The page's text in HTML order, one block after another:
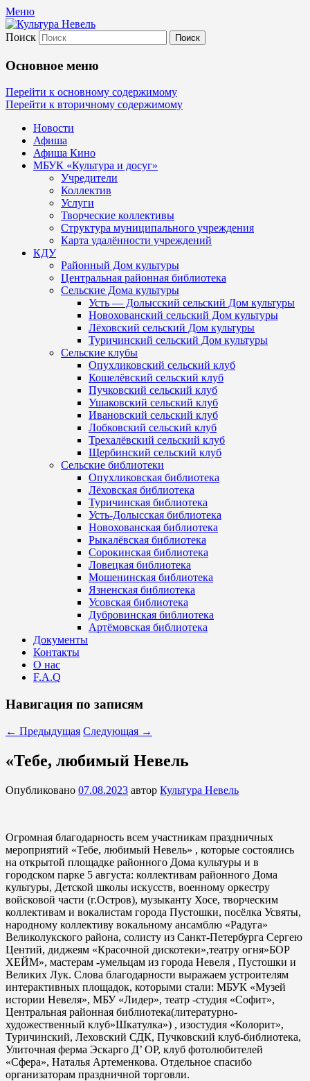
Меню
Культура Невель
МБУК Невельского района "Культура
и досуг"
Поиск
Основное меню
Перейти к основному содержимому
Перейти к вторичному содержимому
Новости
Афиша
Афиша Кино
МБУК «Культура и досуг»
Учредители
Коллектив
Услуги
Творческие коллективы
Структура муниципального учреждения
Карта удалённости учреждений
КДУ
Районный Дом культуры
Центральная районная библиотека
Сельские Дома культуры
Усть — Долысский сельский Дом культуры
Новохованский сельский Дом культуры
Лёховский сельский Дом культуры
Туричинский сельский Дом культуры
Сельские клубы
Опухликовский сельский клуб
Кошелёвский сельский клуб
Пучковский сельский клуб
Ушаковский сельский клуб
Ивановский сельский клуб
Лобковский сельский клуб
Трехалёвский сельский клуб
Щербинский сельский клуб
Сельские библиотеки
Опухликовская библиотека
Лёховская библиотека
Туричинская библиотека
Усть-Долысская библиотека
Новохованская библиотека
Рыкалёвская библиотека
Сорокинская библиотека
Ловецкая библиотека
Мошенинская библиотека
Язненская библиотека
Усовская библиотека
Дубровинская библиотека
Артёмовская библиотека
Документы
Контакты
О нас
F.A.Q
Навигация по записям
← Предыдущая Следующая →
«Тебе, любимый Невель
Опубликовано 07.08.2023 автор Культура Невель
Огромная благодарность всем участникам праздничных
мероприятий «Тебе, любимый Невель» , которые состоялись
на открытой площадке районного Дома культуры и в
городском парке 5 августа: коллективам районного Дома
культуры, Детской школы искусств, военному оркестру
войсковой части (г.Остров), музыканту Хосе, творческим
коллективам и вокалистам города Пустошки, посёлка Усвяты,
народному коллективу вокальному ансамблю «Радуга»
Великолукского района, солисту из Санкт-Петербурга Сергею
Центий, диджеям «Красочной дискотеки»,театру огня»БОР
ХЕЙМ», мастерам -умельцам из города Невеля , Пустошки и
Великих Лук. Слова благодарности выражаем устроителям
интерактивных площадок, которыми стали: МБУК «Музей
истории Невеля», МБУ «Лидер», театр -студия «Софит»,
Центральная районная библиотека(литературно-
художественный клуб»Шкатулка») , изостудия «Колорит»,
Туричинский, Леховский СДК, Пучковский клуб-библиотека,
Улиточная ферма Эскарго Д’ ОР, клуб фотолюбителей
«Сфера», Наталья Артеменкова. Отдельное спасибо
организаторам праздничной торговли.